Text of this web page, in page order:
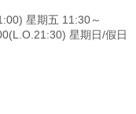
星期五 11:30～
星期日/假日